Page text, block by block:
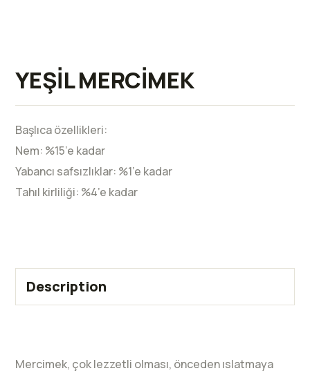
YEŞİL MERCİMEK
Başlıca özellikleri:
Nem: %15’e kadar
Yabancı safsızlıklar: %1’e kadar
Tahıl kirliliği: %4’e kadar
Description
Mercimek, çok lezzetli olması, önceden ıslatmaya